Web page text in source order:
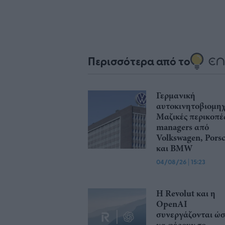
Περισσότερα από το
Γερμανική
Μαζικές
managers από
Volkswagen,
και BMW
04/08/26 | 15:23
Η Revolut και η
OpenAI
συνεργάζονται